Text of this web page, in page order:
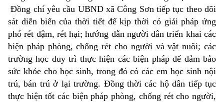
Đồng chí yêu cầu UBND xã Công Sơn tiếp tục theo dõi
sát diễn biến của thời tiết để kịp thời có giải pháp ứng
phó rét đậm, rét hại; hướng dẫn người dân triển khai các
biện pháp phòng, chống rét cho người và vật nuôi; các
trường học duy trì thực hiện các biện pháp để đảm bảo
sức khỏe cho học sinh, trong đó có các em học sinh nội
trú, bán trú ở lại trường. Đồng thời các hộ dân tiếp tục
thực hiện tốt các biện pháp phòng, chống rét cho người,